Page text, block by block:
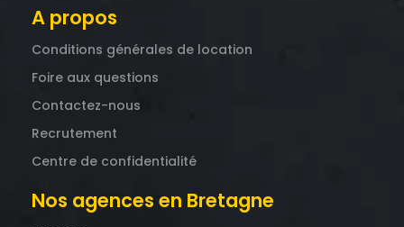
A propos
Conditions générales de location
Foire aux questions
Contactez-nous
Recrutement
Centre de confidentialité
Nos agences en Bretagne